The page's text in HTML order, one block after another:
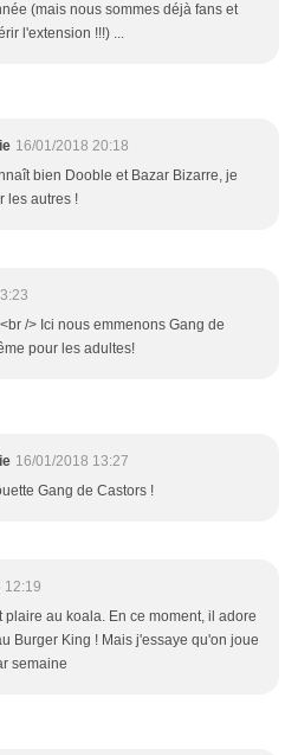
(mais nous sommes déjà fans et
l'extension !!!) ...
16/01/2018 20:18
bien Dooble et Bazar Bizarre, je
les autres !
/> Ici nous emmenons Gang de
pour les adultes!
16/01/2018 13:27
Gang de Castors !
12:19
plaire au koala. En ce moment, il adore
Burger King ! Mais j'essaye qu'on joue
semaine